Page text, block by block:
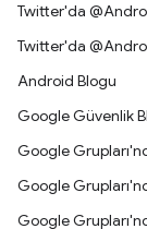
Twitter'da
Twitter'da
Android Blogu
Google Güvenlik
Google
Google
Google